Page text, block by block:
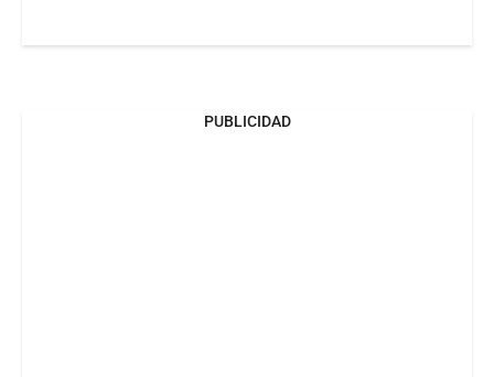
PUBLICIDAD